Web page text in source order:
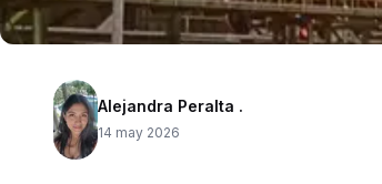
Alejandra Peralta .
14 may 2026